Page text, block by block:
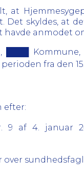
at
skyldes, at
havde anmodet
████
fra den
efter:
9 af 4. januar
over